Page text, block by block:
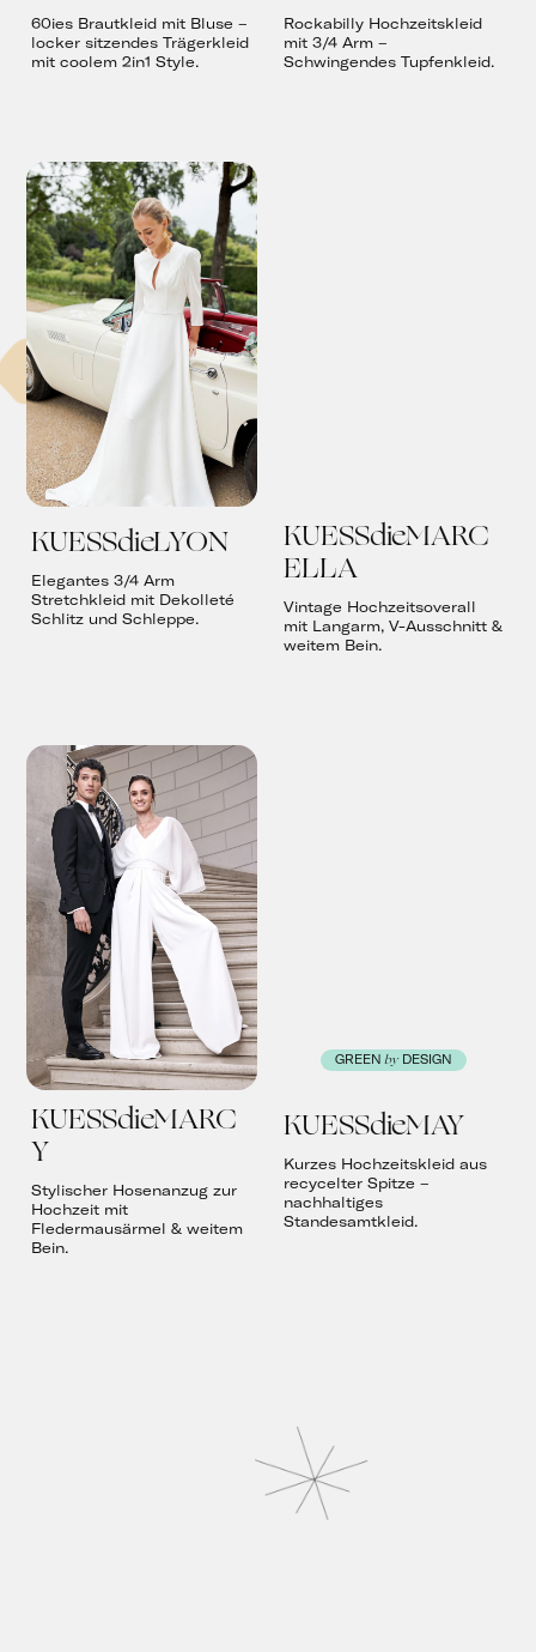
60ies Brautkleid mit Bluse –
locker sitzendes Trägerkleid
mit coolem 2in1 Style.
Rockabilly Hochzeitskleid
mit 3/4 Arm –
Schwingendes Tupfenkleid.
KUESSdieLYON
Elegantes 3/4 Arm
Stretchkleid mit Dekolleté
Schlitz und Schleppe.
KUESSdieMARC
ELLA
Vintage Hochzeitsoverall
mit Langarm, V-Ausschnitt &
weitem Bein.
KUESSdieMARC
Y
Stylischer Hosenanzug zur
Hochzeit mit
Fledermausärmel & weitem
Bein.
GREEN by DESIGN
KUESSdieMAY
Kurzes Hochzeitskleid aus
recycelter Spitze –
nachhaltiges
Standesamtkleid.